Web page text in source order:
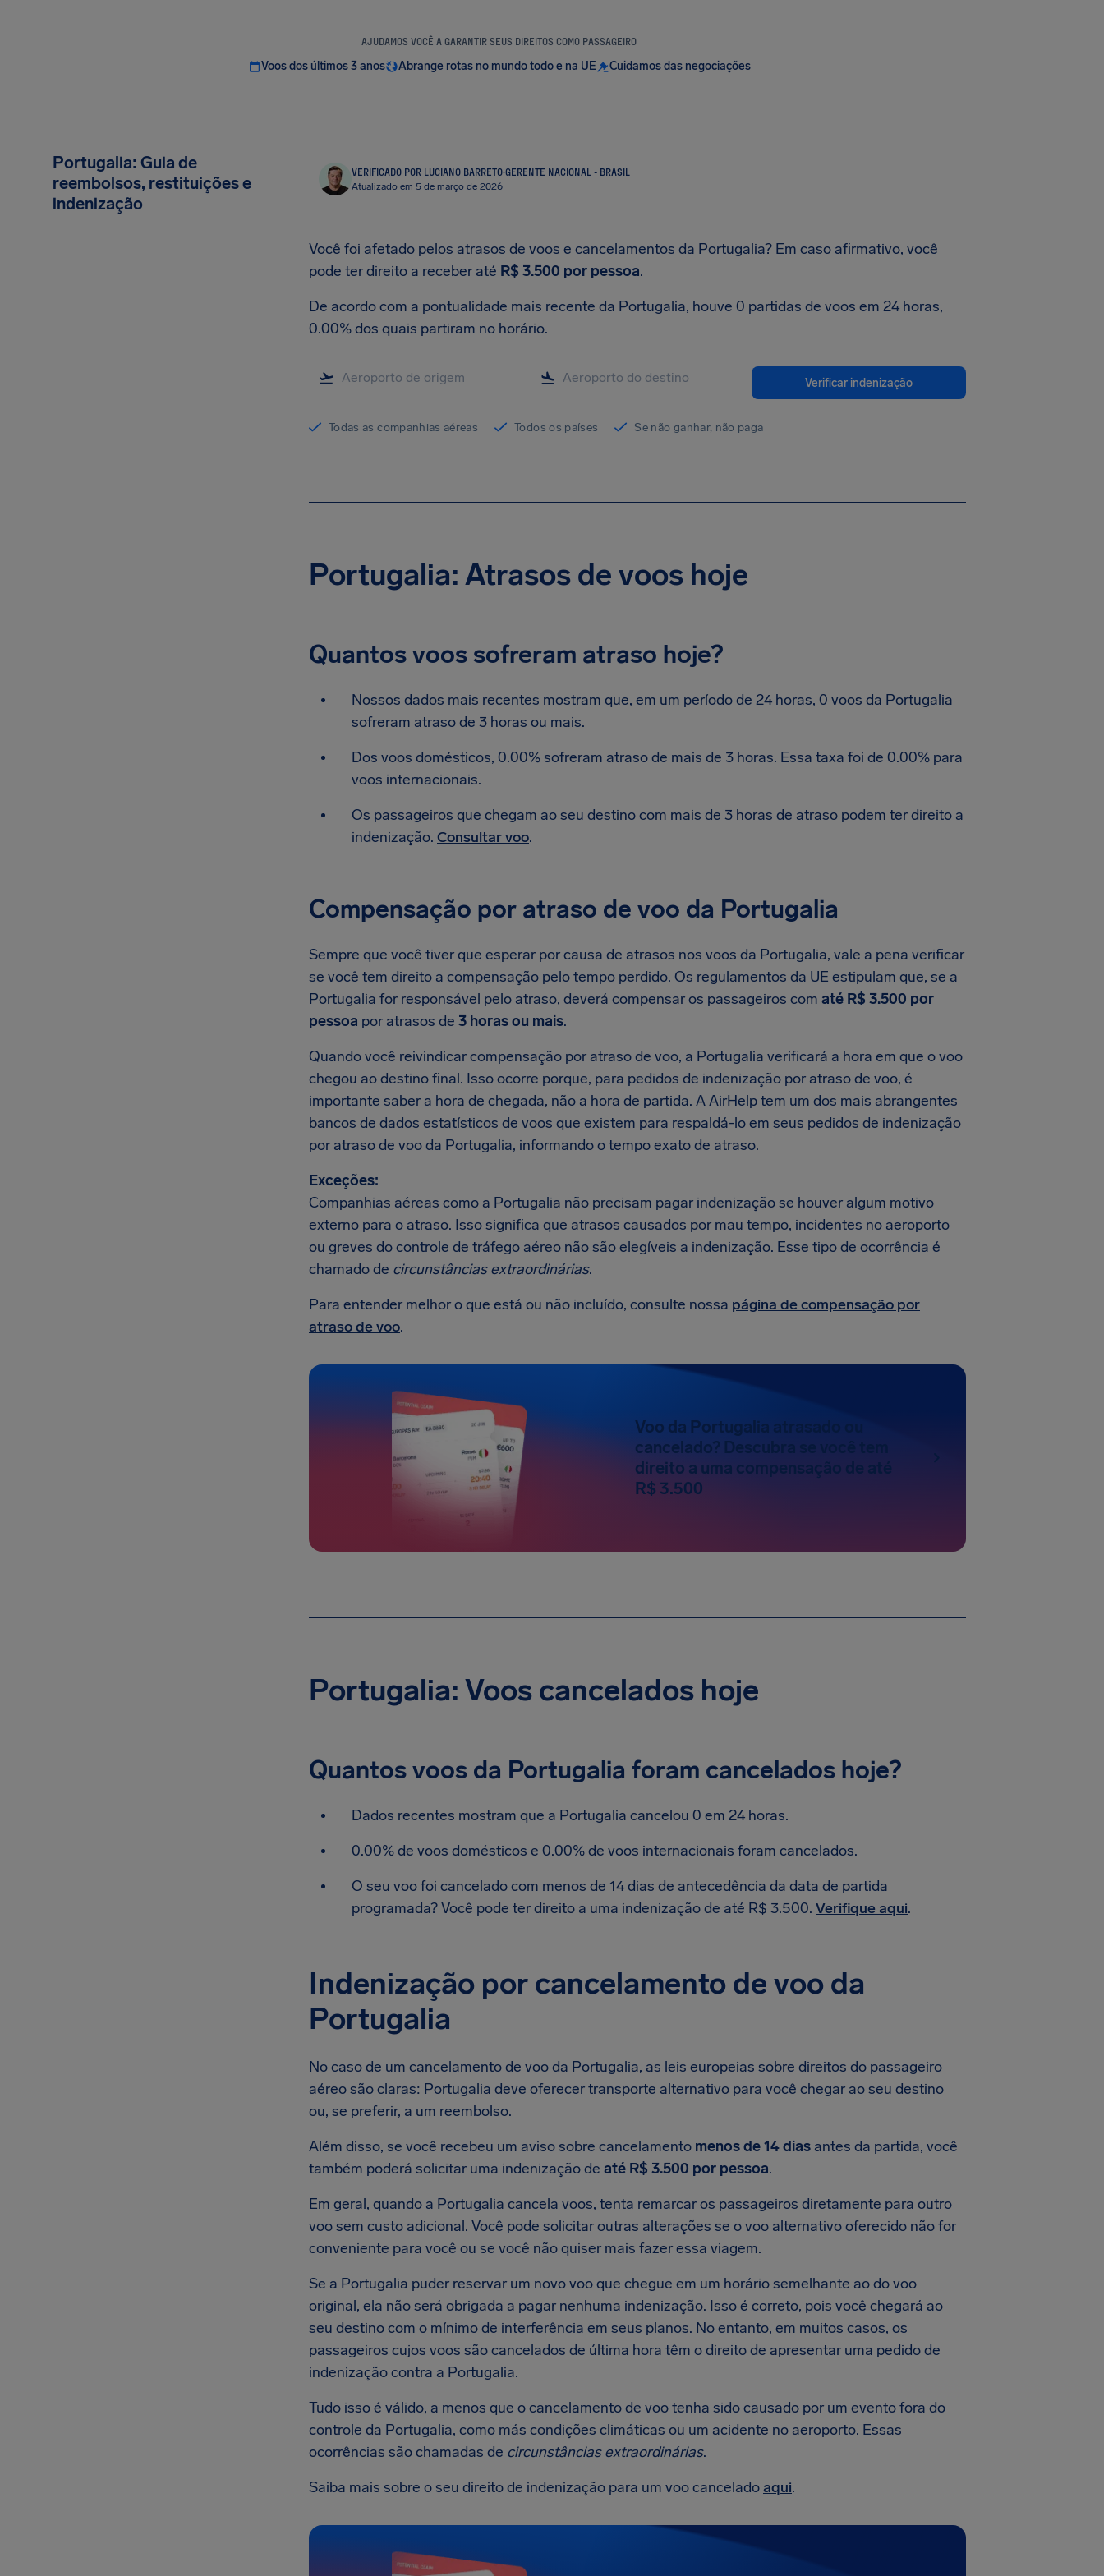
AJUDAMOS VOCÊ A GARANTIR SEUS DIREITOS COMO PASSAGEIRO
Voos dos últimos 3 anos Abrange rotas no mundo todo e na UE Cuidamos das negociações
Portugalia: Guia de
reembolsos, restituições e
indenização
VERIFICADO POR LUCIANO BARRETO·GERENTE NACIONAL - BRASIL
Atualizado em 5 de março de 2026
Você foi afetado pelos atrasos de voos e cancelamentos da Portugalia? Em caso afirmativo, você
pode ter direito a receber até R$ 3.500 por pessoa.
De acordo com a pontualidade mais recente da Portugalia, houve 0 partidas de voos em 24 horas,
0.00% dos quais partiram no horário.
Verificar indenização
Todas as companhias aéreas Todos os países Se não ganhar, não paga
Portugalia: Atrasos de voos hoje
Quantos voos sofreram atraso hoje?
Nossos dados mais recentes mostram que, em um período de 24 horas, 0 voos da Portugalia
sofreram atraso de 3 horas ou mais.
Dos voos domésticos, 0.00% sofreram atraso de mais de 3 horas. Essa taxa foi de 0.00% para
voos internacionais.
Os passageiros que chegam ao seu destino com mais de 3 horas de atraso podem ter direito a
indenização. Consultar voo.
Compensação por atraso de voo da Portugalia
Sempre que você tiver que esperar por causa de atrasos nos voos da Portugalia, vale a pena verificar
se você tem direito a compensação pelo tempo perdido. Os regulamentos da UE estipulam que, se a
Portugalia for responsável pelo atraso, deverá compensar os passageiros com até R$ 3.500 por
pessoa por atrasos de 3 horas ou mais.
Quando você reivindicar compensação por atraso de voo, a Portugalia verificará a hora em que o voo
chegou ao destino final. Isso ocorre porque, para pedidos de indenização por atraso de voo, é
importante saber a hora de chegada, não a hora de partida. A AirHelp tem um dos mais abrangentes
bancos de dados estatísticos de voos que existem para respaldá-lo em seus pedidos de indenização
por atraso de voo da Portugalia, informando o tempo exato de atraso.
Exceções:
Companhias aéreas como a Portugalia não precisam pagar indenização se houver algum motivo
externo para o atraso. Isso significa que atrasos causados por mau tempo, incidentes no aeroporto
ou greves do controle de tráfego aéreo não são elegíveis a indenização. Esse tipo de ocorrência é
chamado de circunstâncias extraordinárias.
Para entender melhor o que está ou não incluído, consulte nossa página de compensação por
atraso de voo.
Voo da Portugalia atrasado ou
cancelado? Descubra se você tem
direito a uma compensação de até
R$ 3.500
Portugalia: Voos cancelados hoje
Quantos voos da Portugalia foram cancelados hoje?
Dados recentes mostram que a Portugalia cancelou 0 em 24 horas.
0.00% de voos domésticos e 0.00% de voos internacionais foram cancelados.
O seu voo foi cancelado com menos de 14 dias de antecedência da data de partida
programada? Você pode ter direito a uma indenização de até R$ 3.500. Verifique aqui.
Indenização por cancelamento de voo da
Portugalia
No caso de um cancelamento de voo da Portugalia, as leis europeias sobre direitos do passageiro
aéreo são claras: Portugalia deve oferecer transporte alternativo para você chegar ao seu destino
ou, se preferir, a um reembolso.
Além disso, se você recebeu um aviso sobre cancelamento menos de 14 dias antes da partida, você
também poderá solicitar uma indenização de até R$ 3.500 por pessoa.
Em geral, quando a Portugalia cancela voos, tenta remarcar os passageiros diretamente para outro
voo sem custo adicional. Você pode solicitar outras alterações se o voo alternativo oferecido não for
conveniente para você ou se você não quiser mais fazer essa viagem.
Se a Portugalia puder reservar um novo voo que chegue em um horário semelhante ao do voo
original, ela não será obrigada a pagar nenhuma indenização. Isso é correto, pois você chegará ao
seu destino com o mínimo de interferência em seus planos. No entanto, em muitos casos, os
passageiros cujos voos são cancelados de última hora têm o direito de apresentar uma pedido de
indenização contra a Portugalia.
Tudo isso é válido, a menos que o cancelamento de voo tenha sido causado por um evento fora do
controle da Portugalia, como más condições climáticas ou um acidente no aeroporto. Essas
ocorrências são chamadas de circunstâncias extraordinárias.
Saiba mais sobre o seu direito de indenização para um voo canceladoaqui.